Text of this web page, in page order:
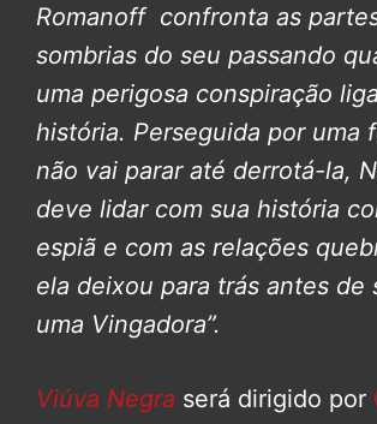
Romanoff confronta as
sombrias do seu passando
uma perigosa conspiração
história. Perseguida por uma
não vai parar até derrotá-la,
deve lidar com sua história
espiã e com as relações
ela deixou para trás antes de
uma Vingadora”.
Viúva Negra será dirigido por